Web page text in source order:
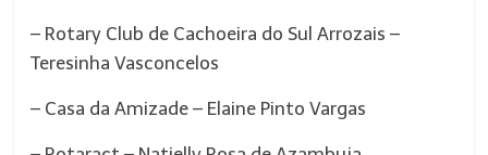
– Rotary Club de Cachoeira do Sul Arrozais –
Teresinha Vasconcelos
– Casa da Amizade – Elaine Pinto Vargas